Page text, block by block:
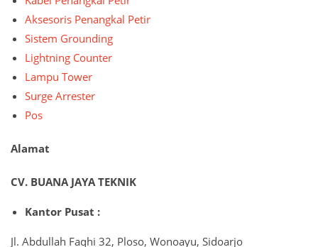
Aksesoris Penangkal Petir
Sistem Grounding
Lightning Counter
Lampu Tower
Surge Arrester
Pos
Alamat
CV. BUANA JAYA TEKNIK
Kantor Pusat :
Jl. Abdullah Faqhi 32, Ploso, Wonoayu, Sidoarjo